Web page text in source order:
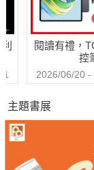
閱讀有禮，
控
2026/06/20 -
主題書展